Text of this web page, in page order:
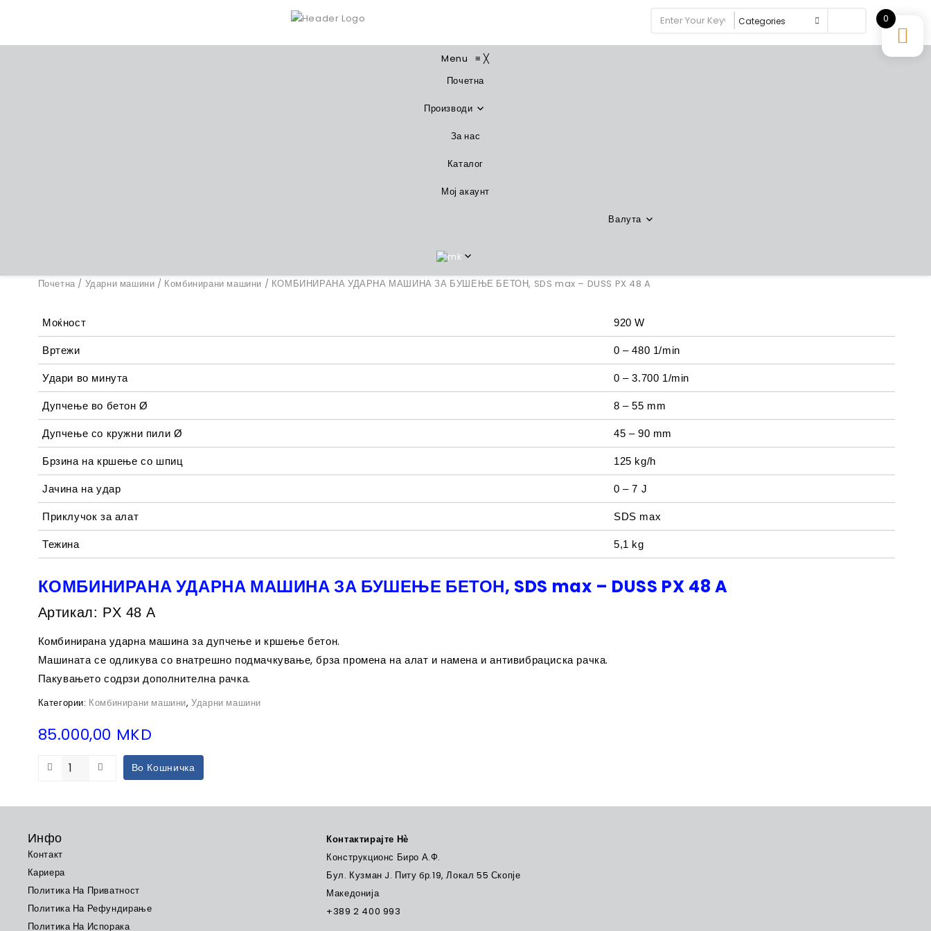
Menu≡ ╳
Почетна
Производи
За нас
Каталог
Мој акаунт
Валута
Почетна / Ударни машини / Комбинирани машини / КОМБИНИРАНА УДАРНА МАШИНА ЗА БУШЕЊЕ БЕТОН, SDS max – DUSS PX 48 A
Моќност 920 W
Вртежи 0 – 480 1/min
Удари во минута 0 – 3.700 1/min
Дупчење во бетон Ø 8 – 55 mm
Дупчење со кружни пили Ø 45 – 90 mm
Брзина на кршење со шпиц 125 kg/h
Јачина на удар 0 – 7 J
Приклучок за алат SDS max
Тежина 5,1 kg
КОМБИНИРАНА УДАРНА МАШИНА ЗА БУШЕЊЕ БЕТОН, SDS max – DUSS PX 48 A
Артикал: PX 48 A
Комбинирана ударна машина за дупчење и кршење бетон.
Машината се одликува со внатрешно подмачкување, брза промена на алат и намена и антивибрациска рачка.
Пакувањето содрзи дополнителна рачка.
Категории: Комбинирани машини,Ударни машини
85.000,00 MKD
Во Кошничка
Инфо
Контакт
Кариера
Политика На Приватност
Политика На Рефундирање
Политика На Испорака
Контактирајте Нѐ
Конструкционс Биро А.Ф.
Бул. Кузман J. Питу бр.19, Локал 55 Скопје
Македонија
+389 2 400 993
0